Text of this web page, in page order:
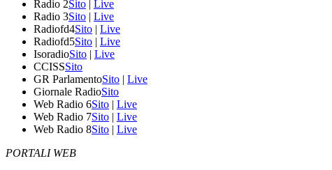
Radio 2Sito | Live
Radio 3Sito | Live
Radiofd4Sito | Live
Radiofd5Sito | Live
IsoradioSito | Live
CCISSSito
GR ParlamentoSito | Live
Giornale RadioSito
Web Radio 6Sito | Live
Web Radio 7Sito | Live
Web Radio 8Sito | Live
PORTALI WEB